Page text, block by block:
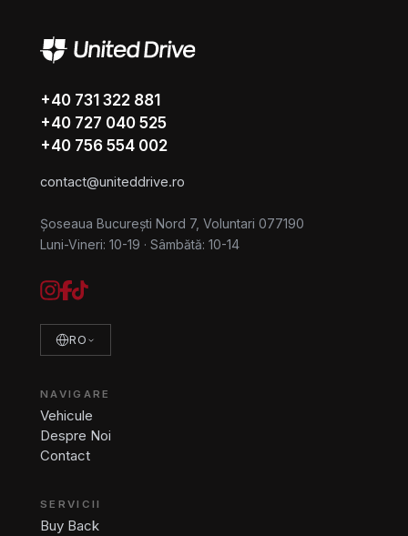
+40 731 322 881
+40 727 040 525
+40 756 554 002
contact@uniteddrive.ro
Șoseaua București Nord 7, Voluntari 077190
Luni-Vineri: 10-19 · Sâmbătă: 10-14
RO
NAVIGARE
Vehicule
Despre Noi
Contact
SERVICII
Buy Back